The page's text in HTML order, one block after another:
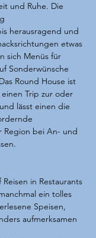
und Ruhe. Die
herausragend und
etwas
sich Menüs für
Sonderwünsche
Round House ist
Trip zur oder
lässt einen die
Region bei An- und
in Restaurants
ein tolles
Speisen,
aufmerksamen